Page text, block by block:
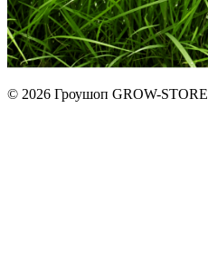
© 2026 Гроушоп GROW-STORE